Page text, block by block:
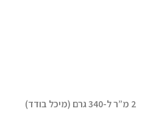
2 מ”ר ל-340 גרם (מיכל בודד)